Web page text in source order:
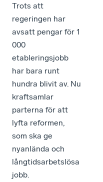
Trots att
regeringen har
avsatt pengar för 1
000
etableringsjobb
har bara runt
hundra blivit av. Nu
kraftsamlar
parterna för att
lyfta reformen,
som ska ge
nyanlända och
långtidsarbetslösa
jobb.